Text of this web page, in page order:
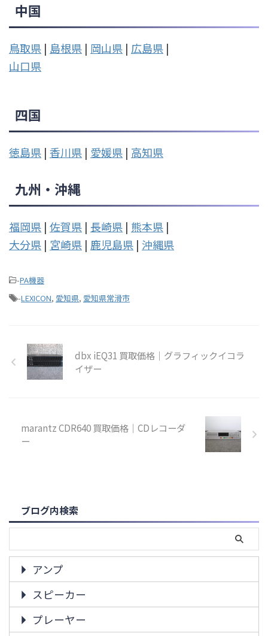
中国
鳥取県 | 島根県 | 岡山県 | 広島県 |
山口県
四国
徳島県 | 香川県 | 愛媛県 | 高知県
九州・沖縄
福岡県 | 佐賀県 | 長崎県 | 熊本県 |
大分県 | 宮崎県 | 鹿児島県 | 沖縄県
-PA機器
-LEXICON, 愛知県, 愛知県常滑市
dbx iEQ31 買取価格｜グラフィックイコラ
イザー
marantz CDR640 買取価格｜CDレコーダ
ー
ブログ内検索
アンプ
スピーカー
プレーヤー